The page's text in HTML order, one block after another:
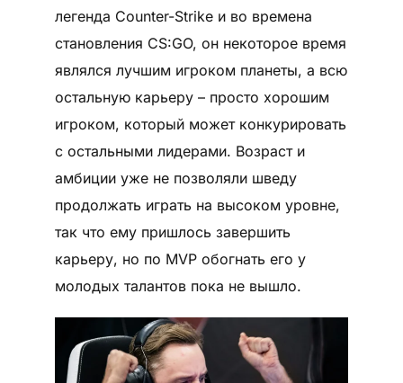
легенда Counter-Strike и во времена
становления CS:GO, он некоторое время
являлся лучшим игроком планеты, а всю
остальную карьеру – просто хорошим
игроком, который может конкурировать
с остальными лидерами. Возраст и
амбиции уже не позволяли шведу
продолжать играть на высоком уровне,
так что ему пришлось завершить
карьеру, но по MVP обогнать его у
молодых талантов пока не вышло.